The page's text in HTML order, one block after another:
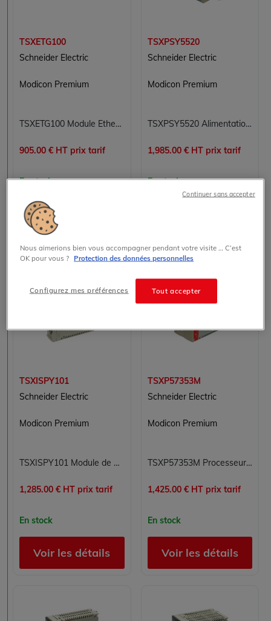
TSXETG100
Schneider Electric
Modicon Premium
TSXETG100 Module Ethernet TCP/IP Modicon Premium Schneider Electric
905.00 € HT prix tarif
En stock
Voir les détails
TSXPSY5520
Schneider Electric
Modicon Premium
TSXPSY5520 Alimentation Modicon Premium Schneider Electric
1,985.00 € HT prix tarif
En stock
TSXISPY101
Schneider Electric
Modicon Premium
TSXISPY101 Module de pesage Modicon Premium Schneider Electric
1,285.00 € HT prix tarif
En stock
Voir les détails
TSXP57353M
Schneider Electric
Modicon Premium
TSXP57353M Processeur Modicon Premium Schneider Electric
1,425.00 € HT prix tarif
En stock
Voir les détails
Nous aimerions bien vous accompagner pendant votre visite … C’est
OK pour vous ? Protection des données personnelles
Tout accepter
Configurez mes préférences
Continuer sans accepter